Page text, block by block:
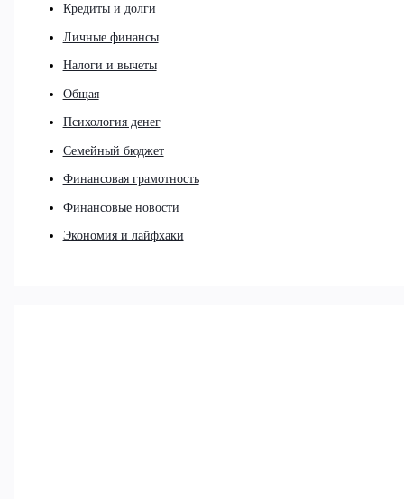
Кредиты и долги
Личные финансы
Налоги и вычеты
Общая
Психология денег
Семейный бюджет
Финансовая грамотность
Финансовые новости
Экономия и лайфхаки